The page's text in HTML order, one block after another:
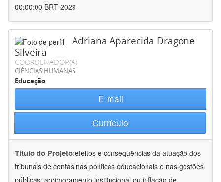
00:00:00 BRT 2029
Adriana Aparecida Dragone
Silveira
COORDENADOR(A)
CIÊNCIAS HUMANAS
Educação
E-mail
Currículo
Título do Projeto:efeitos e consequências da atuação dos
tribunais de contas nas políticas educacionais e nas gestões
públicas: aprimoramento institucional ou inflação de